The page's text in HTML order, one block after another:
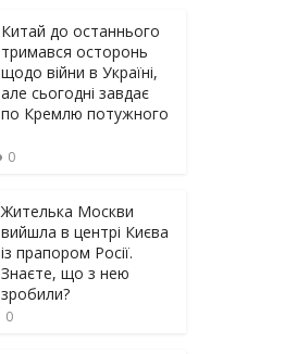
Китай до останнього
тримався осторонь
щодо вiйни в Україні,
але сьогодні завдає
по Кремлю потужного
0
Жителька Москви
вийшла в центрі Києва
із прапором Росії.
Знаєте, що з нею
зробили?
0